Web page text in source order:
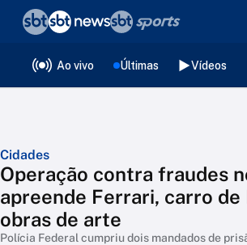
Ao vivo Últimas Vídeos
Cidades
Operação contra fraudes
apreende Ferrari, carro de
obras de arte
Polícia Federal cumpriu dois mandados de
❮voltar
Editorias